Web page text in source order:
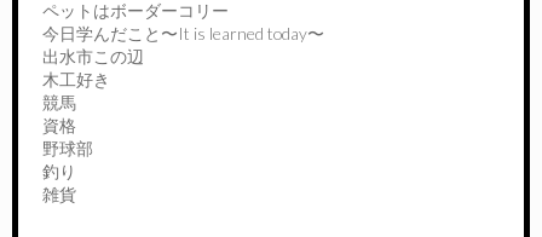
ペットはボーダーコリー
今日学んだこと〜It is learned today〜
出水市この辺
木工好き
競馬
資格
野球部
釣り
雑貨